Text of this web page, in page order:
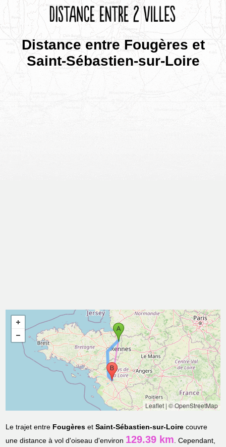
Distance entre Fougères et
Saint-Sébastien-sur-Loire
Leaflet|© OpenStreetMap
Le trajet entre Fougères etSaint-Sébastien-sur-Loire couvre
une distance à vol d'oiseau d'environ 129.39 km. Cependant,